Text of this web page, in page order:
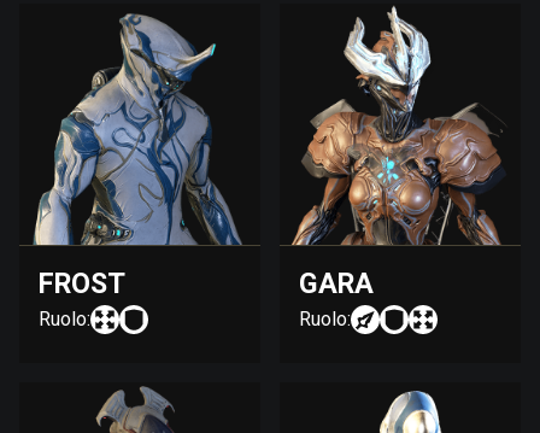
FROST
Ruolo:
GARA
Ruolo: